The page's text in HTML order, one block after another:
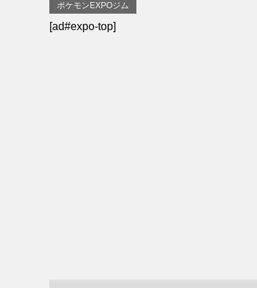
ポケモンEXPOジム
[ad#expo-top]